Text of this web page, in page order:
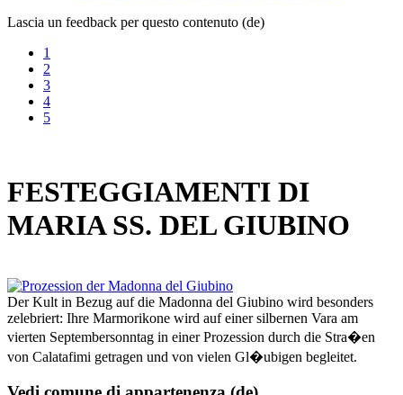
Lascia un feedback per questo contenuto (de)
1
2
3
4
5
FESTEGGIAMENTI DI
MARIA SS. DEL GIUBINO
Der Kult in Bezug auf die Madonna del Giubino wird besonders
zelebriert: Ihre Marmorikone wird auf einer silbernen Vara am
vierten Septembersonntag in einer Prozession durch die Stra�en
von Calatafimi getragen und von vielen Gl�ubigen begleitet.